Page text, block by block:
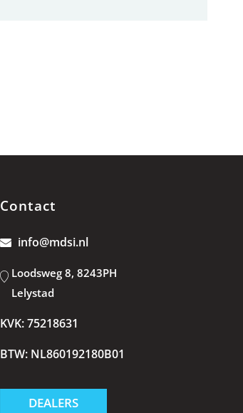
Contact
info@mdsi.nl
Loodsweg 8, 8243PH
Lelystad
KVK: 75218631
BTW: NL860192180B01
DEALERS